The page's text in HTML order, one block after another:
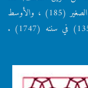
روى الطبراني الحديث رقم (73) في المعجم الصغير (185) ، والأوسط
(780) ، وروى ابن ماجه الحديث رقم (135) في سننه (1747) .